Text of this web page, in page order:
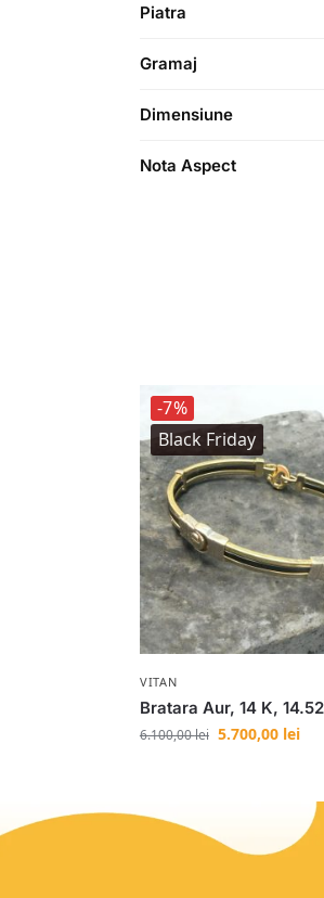
Piatra
Gramaj
Dimensiune
Nota Aspect
-7%
Black Friday
VITAN
Bratara Aur, 14 K,
6.100,00lei 5.700,00 lei